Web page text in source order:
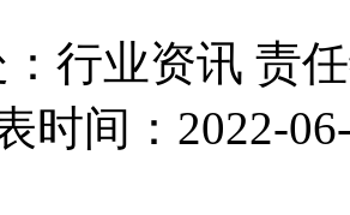
行业资讯 责
时间：2022-